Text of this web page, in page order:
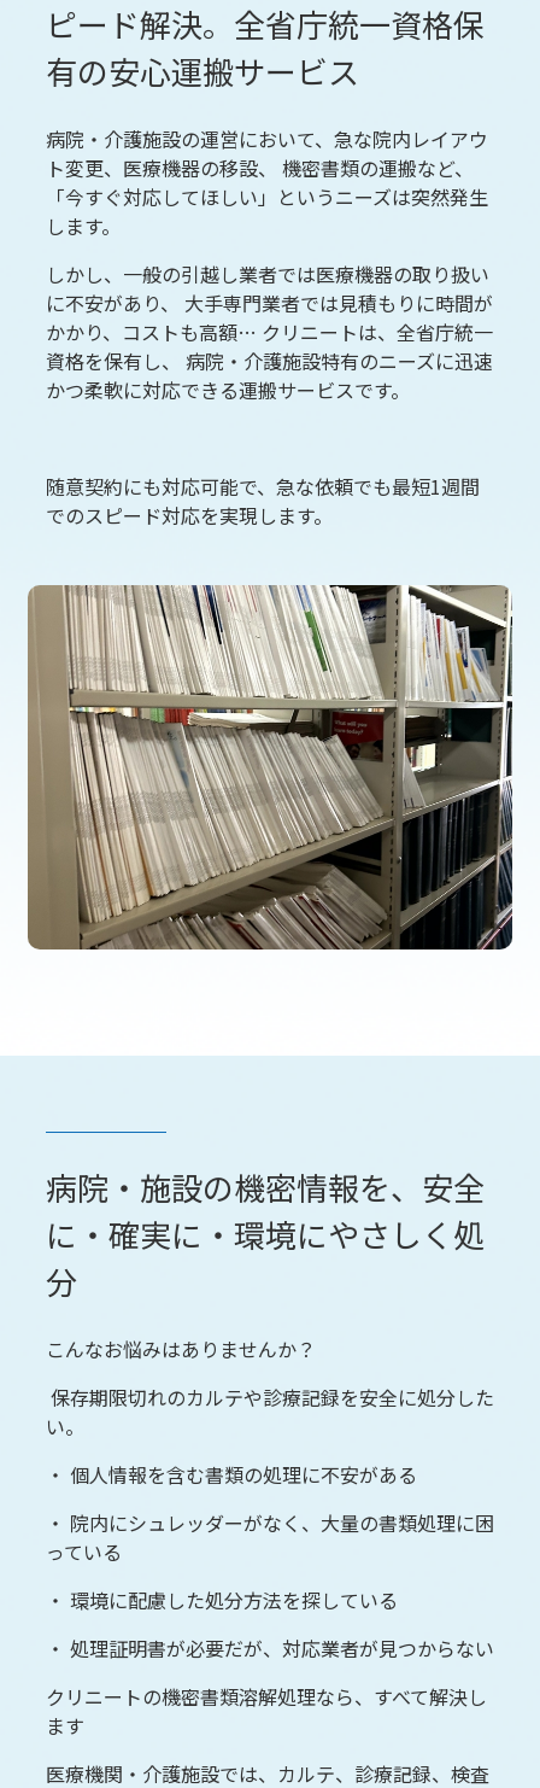
ピード解決。全省庁統一資格保
有の安心運搬サービス
病院・介護施設の運営において、急な院内レイアウ
ト変更、医療機器の移設、 機密書類の運搬など、
「今すぐ対応してほしい」というニーズは突然発生
します。
しかし、一般の引越し業者では医療機器の取り扱い
に不安があり、 大手専門業者では見積もりに時間が
かかり、コストも高額… クリニートは、全省庁統一
資格を保有し、 病院・介護施設特有のニーズに迅速
かつ柔軟に対応できる運搬サービスです。
随意契約にも対応可能で、急な依頼でも最短1週間
でのスピード対応を実現します。
病院・施設の機密情報を、安全
に・確実に・環境にやさしく処
分
こんなお悩みはありませんか？
保存期限切れのカルテや診療記録を安全に処分した
い。
・ 個人情報を含む書類の処理に不安がある
・ 院内にシュレッダーがなく、大量の書類処理に困
っている
・ 環境に配慮した処分方法を探している
・ 処理証明書が必要だが、対応業者が見つからない
クリニートの機密書類溶解処理なら、すべて解決し
ます
医療機関・介護施設では、カルテ、診療記録、検査